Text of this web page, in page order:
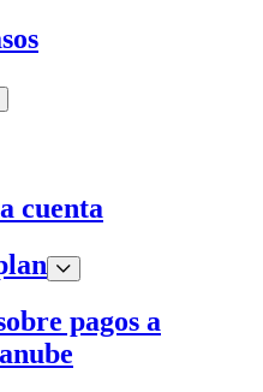
cuenta
pagos a